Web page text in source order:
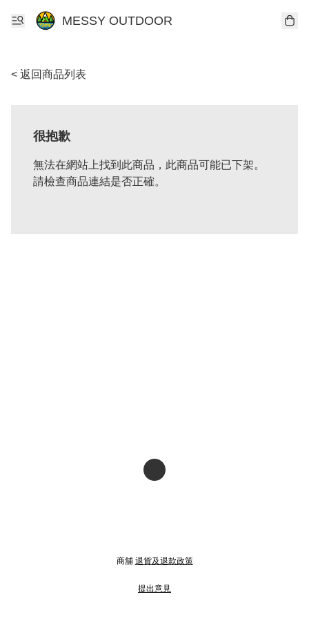
MESSY OUTDOOR
< 返回商品列表
很抱歉
無法在網站上找到此商品，此商品可能已下架。
請檢查商品連結是否正確。
商舖 退貨及退款政策
提出意見